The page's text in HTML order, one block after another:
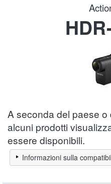
A seconda del paese
alcuni prodotti
essere disponibili.
Informazioni sulla